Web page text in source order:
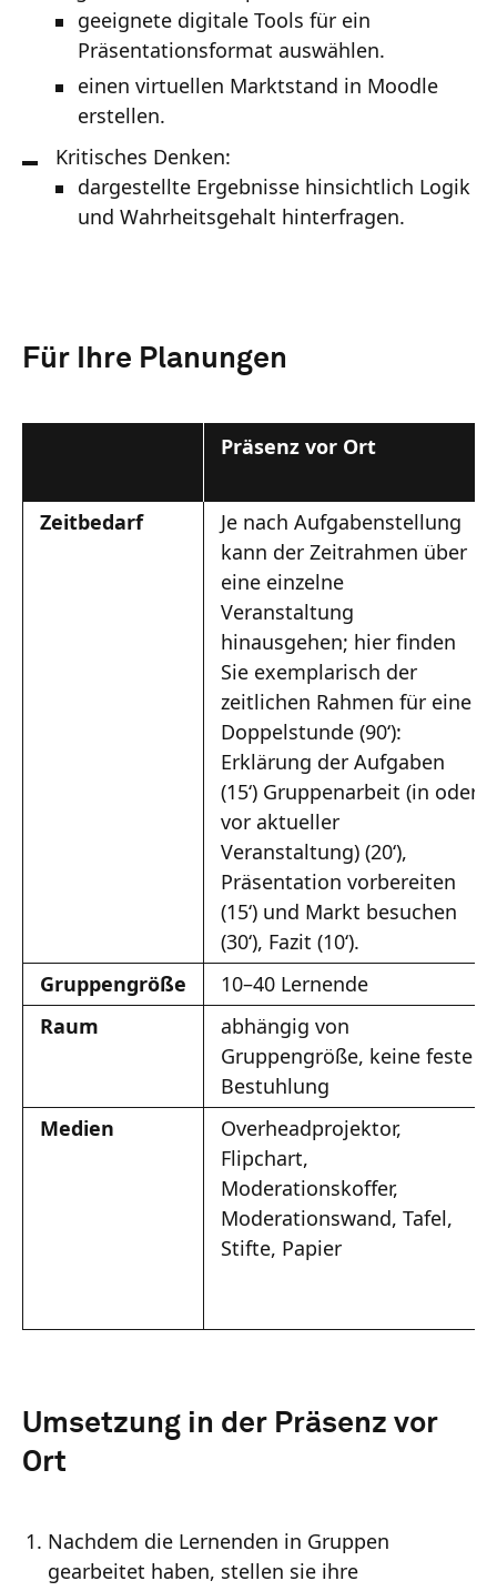
geeignete digitale Tools für ein
Präsentationsformat auswählen.
einen virtuellen Marktstand in Moodle
erstellen.
Kritisches Denken:
dargestellte Ergebnisse hinsichtlich Logik
und Wahrheitsgehalt hinterfragen.
Für Ihre Planungen
Präsenz vor Ort
Zeitbedarf
Je nach Aufgabenstellung
kann der Zeitrahmen über
eine einzelne
Veranstaltung
hinausgehen; hier finden
Sie exemplarisch der
zeitlichen Rahmen für eine
Doppelstunde (90‘):
Erklärung der Aufgaben
(15‘) Gruppenarbeit (in oder
vor aktueller
Veranstaltung) (20‘),
Präsentation vorbereiten
(15‘) und Markt besuchen
(30‘), Fazit (10‘).
Gruppengröße
10–40 Lernende
Raum
abhängig von
Gruppengröße, keine feste
Bestuhlung
Medien
Overheadprojektor,
Flipchart,
Moderationskoffer,
Moderationswand, Tafel,
Stifte, Papier
Umsetzung in der Präsenz vor
Ort
Nachdem die Lernenden in Gruppen
gearbeitet haben, stellen sie ihre